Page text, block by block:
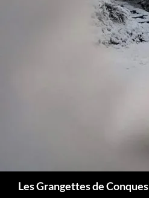
Les Grangettes de Conques